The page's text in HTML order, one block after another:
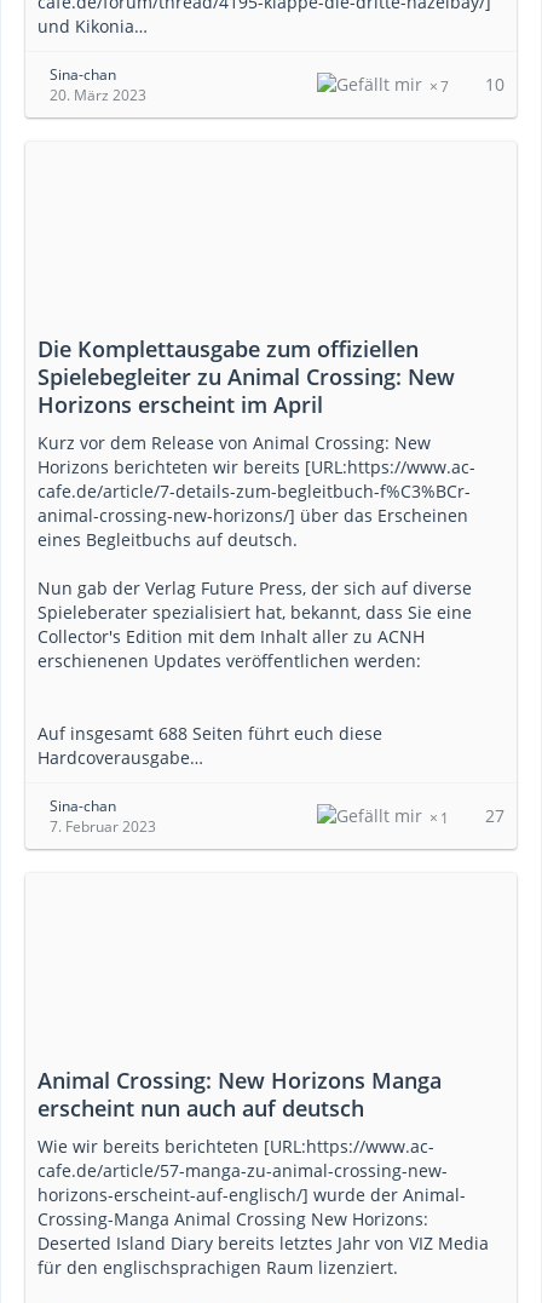
und Kikonia…
Sina-chan
20. März 2023
7 10
Die Komplettausgabe zum offiziellen
Spielebegleiter zu Animal Crossing: New
Horizons erscheint im April
Kurz vor dem Release von Animal Crossing: New
Horizons berichteten wir bereits [URL:https://www.ac-
cafe.de/article/7-details-zum-begleitbuch-f%C3%BCr-
animal-crossing-new-horizons/] über das Erscheinen
eines Begleitbuchs auf deutsch.
Nun gab der Verlag Future Press, der sich auf diverse
Spieleberater spezialisiert hat, bekannt, dass Sie eine
Collector's Edition mit dem Inhalt aller zu ACNH
erschienenen Updates veröffentlichen werden:
Auf insgesamt 688 Seiten führt euch diese
Hardcoverausgabe…
Sina-chan
7. Februar 2023
1 27
Animal Crossing: New Horizons Manga
erscheint nun auch auf deutsch
Wie wir bereits berichteten [URL:https://www.ac-
cafe.de/article/57-manga-zu-animal-crossing-new-
horizons-erscheint-auf-englisch/] wurde der Animal-
Crossing-Manga Animal Crossing New Horizons:
Deserted Island Diary bereits letztes Jahr von VIZ Media
für den englischsprachigen Raum lizenziert.